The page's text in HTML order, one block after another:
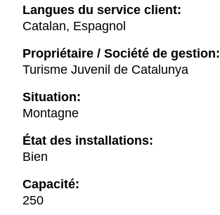
Langues du service client:
Catalan, Espagnol
Propriétaire / Société de gestion:
Turisme Juvenil de Catalunya
Situation:
Montagne
État des installations:
Bien
Capacité:
250